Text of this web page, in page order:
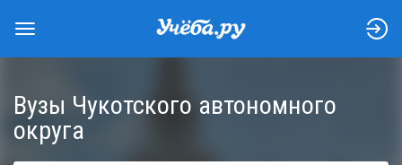
Вузы Чукотского автономного
округа